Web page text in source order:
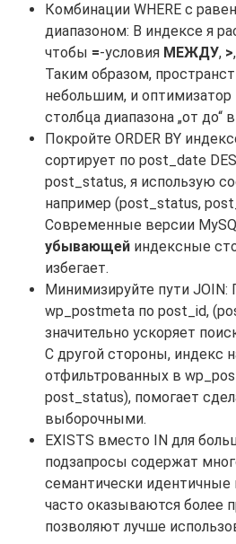
Комбинации WHERE с
диапазоном: В индексе я
чтобы =-условия МЕЖДУ, >,
Таким образом,
небольшим, и
столбца диапазона „от до“
Покройте ORDER BY
сортирует по post_date
post_status, я использую
например (post_status,
Современные версии
убывающей индексные
избегает.
Минимизируйте пути
wp_postmeta по post_id,
значительно ускоряет
С другой стороны, индекс
отфильтрованных в
post_status), помогает
выборочными.
EXISTS вместо IN для
подзапросы содержат
семантически идентичные
часто оказываются более
позволяют лучше